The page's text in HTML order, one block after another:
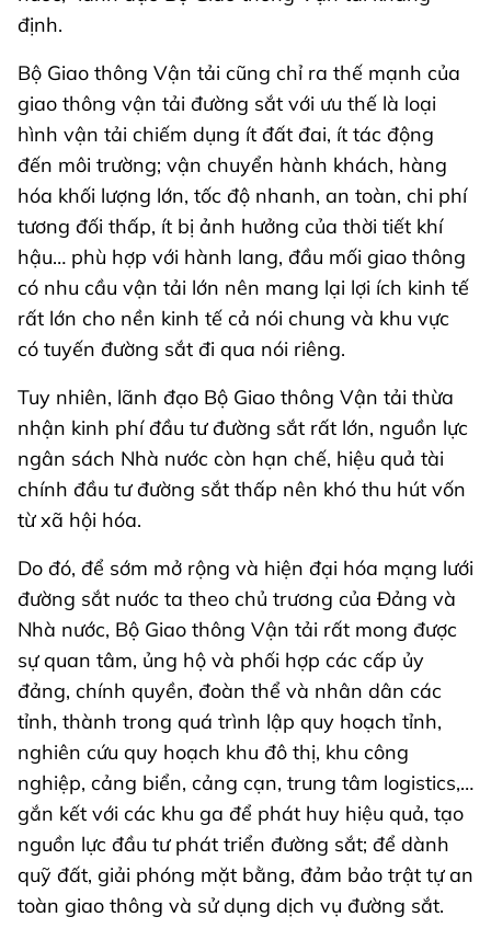
định.
Bộ Giao thông Vận tải cũng chỉ ra thế mạnh của
giao thông vận tải đường sắt với ưu thế là loại
hình vận tải chiếm dụng ít đất đai, ít tác động
đến môi trường; vận chuyển hành khách, hàng
hóa khối lượng lớn, tốc độ nhanh, an toàn, chi phí
tương đối thấp, ít bị ảnh hưởng của thời tiết khí
hậu… phù hợp với hành lang, đầu mối giao thông
có nhu cầu vận tải lớn nên mang lại lợi ích kinh tế
rất lớn cho nền kinh tế cả nói chung và khu vực
có tuyến đường sắt đi qua nói riêng.
Tuy nhiên, lãnh đạo Bộ Giao thông Vận tải thừa
nhận kinh phí đầu tư đường sắt rất lớn, nguồn lực
ngân sách Nhà nước còn hạn chế, hiệu quả tài
chính đầu tư đường sắt thấp nên khó thu hút vốn
từ xã hội hóa.
Do đó, để sớm mở rộng và hiện đại hóa mạng lưới
đường sắt nước ta theo chủ trương của Đảng và
Nhà nước, Bộ Giao thông Vận tải rất mong được
sự quan tâm, ủng hộ và phối hợp các cấp ủy
đảng, chính quyền, đoàn thể và nhân dân các
tỉnh, thành trong quá trình lập quy hoạch tỉnh,
nghiên cứu quy hoạch khu đô thị, khu công
nghiệp, cảng biển, cảng cạn, trung tâm logistics,…
gắn kết với các khu ga để phát huy hiệu quả, tạo
nguồn lực đầu tư phát triển đường sắt; để dành
quỹ đất, giải phóng mặt bằng, đảm bảo trật tự an
toàn giao thông và sử dụng dịch vụ đường sắt.